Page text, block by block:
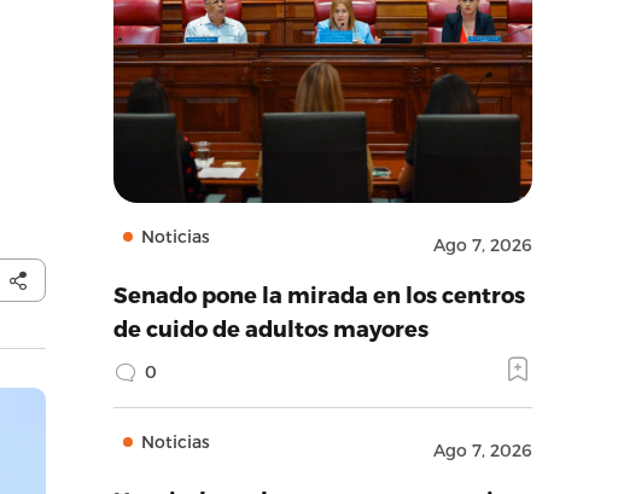
Noticias Ago 7, 2026
Senado pone la mirada en los centros
de cuido de adultos mayores
0
Noticias Ago 7, 2026